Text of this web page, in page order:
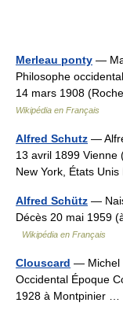
Merleau ponty —
Philosophe
14 mars 1908
Wikipédia en Français
Alfred Schutz —
13 avril 1899 Vienne
New York, États
Alfred Schütz —
Décès 20 mai 1959
Wikipédia en Français
Clouscard — Michel
Occidental Époque
1928 à Montpinier …